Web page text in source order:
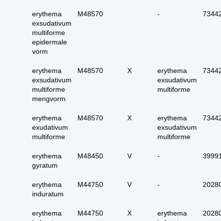
Hoe kunnen we je
helpen?
vrouw totaal
29. alle (primaire)
30. alle papillair
urotheelcel-carcinoom
niet pappilair
32. alle metastasen
33. alle primaire
erythema
exsudativum
multiforme
epidermale
vorm
M48570 -
erythema
exsudativum
multiforme
mengvorm
M48570 X
erythema
exsudativum
multiforme
erythema
exudativum
multiforme
M48570 X
erythema
exsudativum
multiforme
erythema
gyratum
M48450 V -
erythema
induratum
M44750 V -
erythema
M44750 X
erythema